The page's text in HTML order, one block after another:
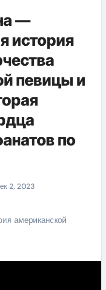
—
история
певицы и
по
2, 2023